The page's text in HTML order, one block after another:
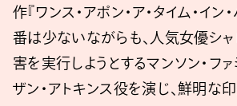
作『ワンス・アポン・ア・タイム・イン
番は少ないながらも、人気女優シャ
害を実行しようとするマンソン・フ
ザン・アトキンス役を演じ、鮮明な